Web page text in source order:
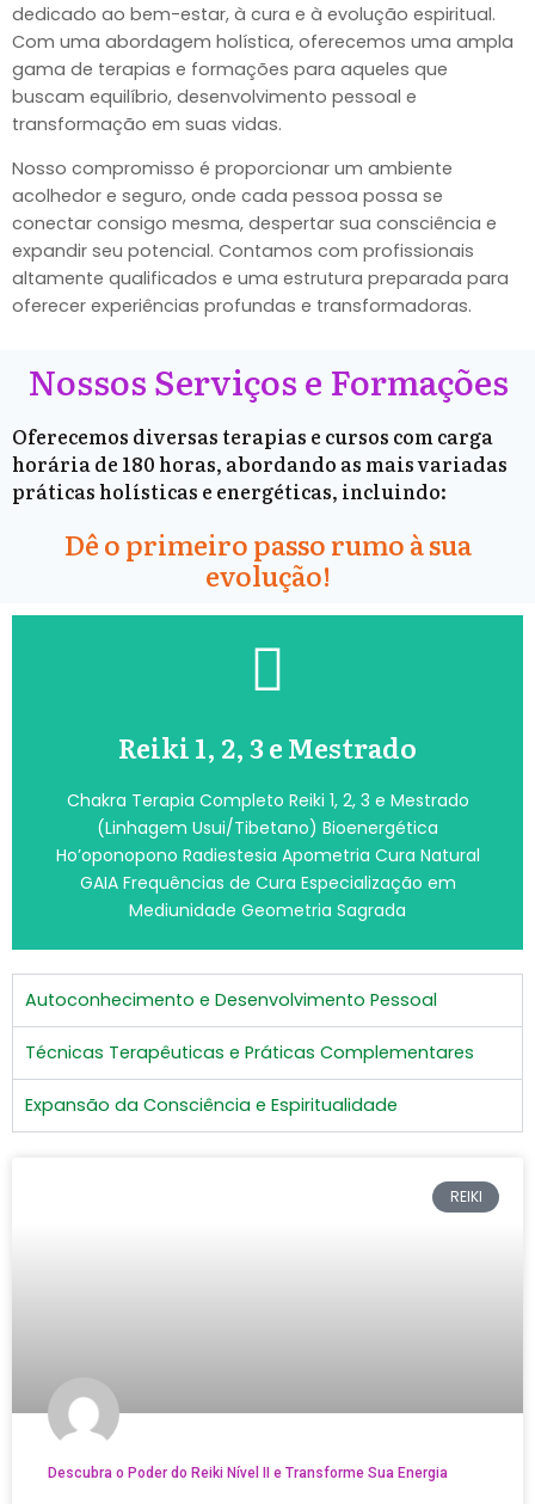
dedicado ao bem-estar, à cura e à evolução espiritual.
Com uma abordagem holística, oferecemos uma ampla
gama de terapias e formações para aqueles que
buscam equilíbrio, desenvolvimento pessoal e
transformação em suas vidas.
Nosso compromisso é proporcionar um ambiente
acolhedor e seguro, onde cada pessoa possa se
conectar consigo mesma, despertar sua consciência e
expandir seu potencial. Contamos com profissionais
altamente qualificados e uma estrutura preparada para
oferecer experiências profundas e transformadoras.
Nossos Serviços e Formações
Oferecemos diversas terapias e cursos com carga
horária de 180 horas, abordando as mais variadas
práticas holísticas e energéticas, incluindo:
Dê o primeiro passo rumo à sua
evolução!
Reiki 1, 2, 3 e Mestrado
Chakra Terapia Completo Reiki 1, 2, 3 e Mestrado
(Linhagem Usui/Tibetano) Bioenergética
Ho’oponopono Radiestesia Apometria Cura Natural
GAIA Frequências de Cura Especialização em
Mediunidade Geometria Sagrada
Autoconhecimento e Desenvolvimento Pessoal
Técnicas Terapêuticas e Práticas Complementares
Expansão da Consciência e Espiritualidade
REIKI
Descubra o Poder do Reiki Nível II e Transforme Sua Energia